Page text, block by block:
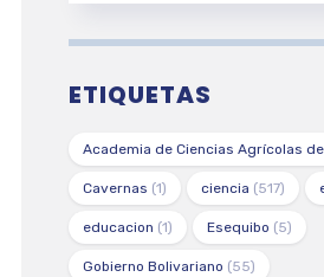
ETIQUETAS
Academia de Ciencias Agrícolas de
Cavernas (1) ciencia (517)
educacion (1) Esequibo (5)
Gobierno Bolivariano (55)